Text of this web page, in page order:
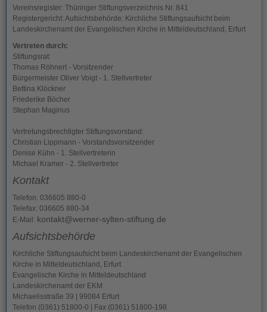
Vereinsregister: Thüringer Stiftungsverzeichnis Nr. 841
Registergericht: Aufsichtsbehörde: Kirchliche Stiftungsaufsicht beim
Landeskirchenamt der Evangelischen Kirche in Mitteldeutschland, Erfurt
Vertreten durch:
Stiftungsrat:
Thomas Röhnert - Vorsitzender
Bürgermeister Oliver Voigt - 1. Stellvertreter
Bettina Klöckner
Friederike Böcher
Stephan Magirius
Vertretungsbrechtigter Stiftungsvorstand:
Christian Lippmann - Vorstandsvorsitzender
Denise Kühn - 1. Stellvertreterin
Michael Kramer - 2. Stellvertreter
Kontakt
Telefon: 036605 880-0
Telefax: 036605 880-34
E-Mail: kontakt@werner-sylten-stiftung.de
Aufsichtsbehörde
Kirchliche Stiftungsaufsicht beim Landeskirchenamt der Evangelischen
Kirche in Mitteldeutschland, Erfurt
Evangelische Kirche in Mitteldeutschland
Landeskirchenamt der EKM
Michaelisstraße 39 | 99084 Erfurt
Telefon (0361) 51800-0 | Fax (0361) 51800-198